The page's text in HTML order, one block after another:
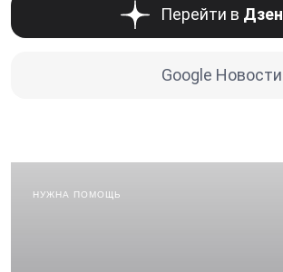
Перейти в Дзен
Google Новости
НУЖНА ПОМОЩЬ